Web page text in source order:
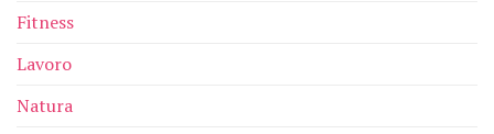
Fitness
Lavoro
Natura